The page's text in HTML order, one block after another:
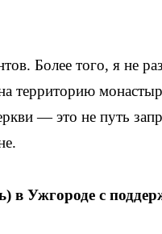
Более того, я не
территорию
— это не путь
в Ужгороде с